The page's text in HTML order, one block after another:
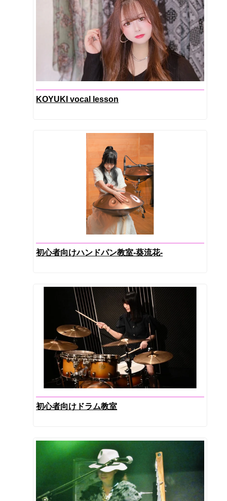
KOYUKI vocal lesson
初心者向けハンドパン教室-葵流花-
初心者向けドラム教室